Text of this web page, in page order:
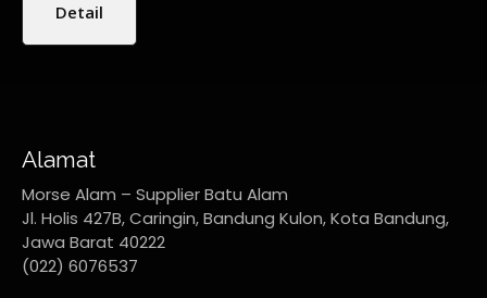
Detail
Alamat
Morse Alam – Supplier Batu Alam
Jl. Holis 427B, Caringin, Bandung Kulon, Kota Bandung,
Jawa Barat 40222
(022) 6076537